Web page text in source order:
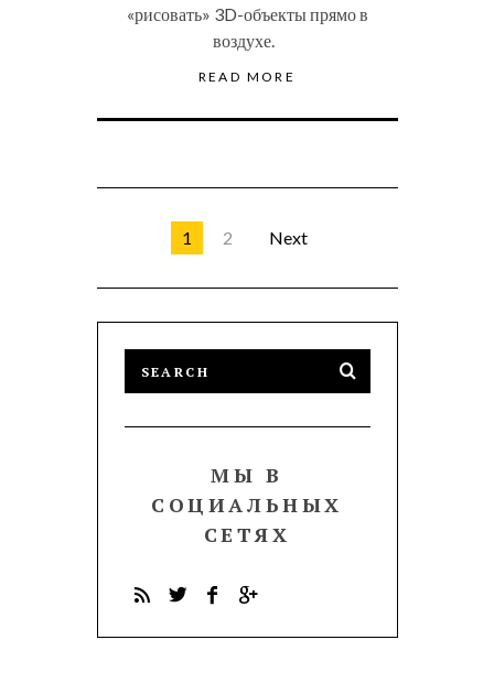
«рисовать» 3D-объекты прямо в
воздухе.
READ MORE
1 2 Next
МЫ В
СОЦИАЛЬНЫХ
СЕТЯХ